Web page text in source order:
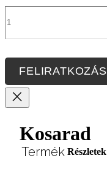
FELIRATKOZÁS
Kosarad
Termék Részletek